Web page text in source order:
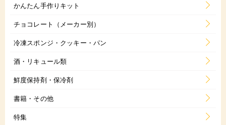
かんたん手作りキット
チョコレート（メーカー別）
冷凍スポンジ・クッキー・パン
酒・リキュール類
鮮度保持剤・保冷剤
書籍・その他
特集